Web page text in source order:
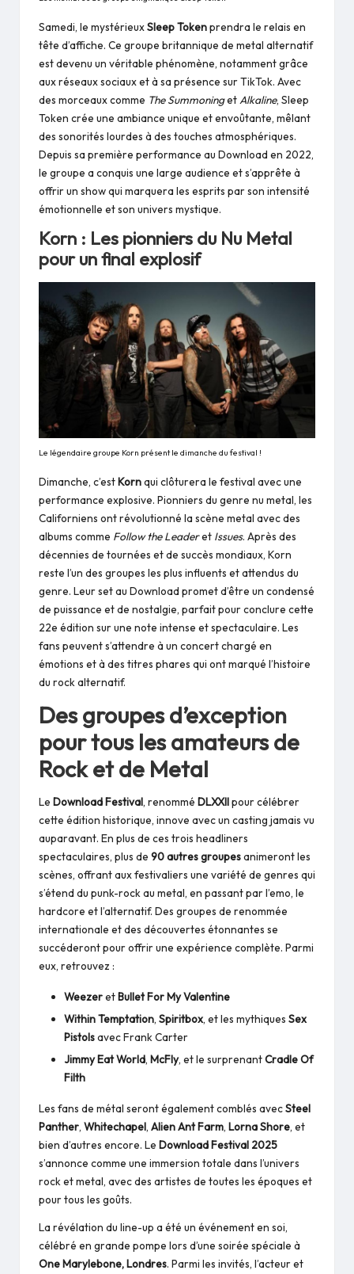
Samedi, le mystérieuxSleep Tokenprendra le relais en
tête d’affiche. Ce groupe britannique de metal alternatif
est devenu un véritable phénomène, notamment grâce
aux réseaux sociaux et à sa présence sur TikTok. Avec
des morceaux comme The SummoningetAlkaline, Sleep
Token crée une ambiance unique et envoûtante, mêlant
des sonorités lourdes à des touches atmosphériques.
Depuis sa première performance au Download en 2022,
le groupe a conquis une large audience et s’apprête à
offrir un show qui marquera les esprits par son intensité
émotionnelle et son univers mystique.
Korn : Les pionniers du Nu Metal
pour un final explosif
Le légendaire groupe Korn présent le dimanche du festival !
Dimanche, c’estKornqui clôturera le festival avec une
performance explosive. Pionniers du genre nu metal, les
Californiens ont révolutionné la scène metal avec des
albums comme Follow the Leaderet Issues. Après des
décennies de tournées et de succès mondiaux, Korn
reste l’un des groupes les plus influents et attendus du
genre. Leur set au Download promet d’être un condensé
de puissance et de nostalgie, parfait pour conclure cette
22e édition sur une note intense et spectaculaire. Les
fans peuvent s’attendre à un concert chargé en
émotions et à des titres phares qui ont marqué l’histoire
du rock alternatif.
Des groupes d’exception
pour tous les amateurs de
Rock et de Metal
Le Download Festival, renommé DLXXIIpour célébrer
cette édition historique, innove avec un casting jamais vu
auparavant. En plus de ces trois headliners
spectaculaires, plus de 90 autres groupesanimeront les
scènes, offrant aux festivaliers une variété de genres qui
s’étend du punk-rock au metal, en passant par l’emo, le
hardcore et l’alternatif. Des groupes de renommée
internationale et des découvertes étonnantes se
succéderont pour offrir une expérience complète. Parmi
eux, retrouvez :
WeezeretBullet For My Valentine
Within Temptation, Spiritbox, et les mythiques Sex
Pistolsavec Frank Carter
Jimmy Eat World, McFly, et le surprenantCradle Of
Filth
Les fans de métal seront également comblés avecSteel
Panther, Whitechapel, Alien Ant Farm, Lorna Shore, et
bien d’autres encore. Le Download Festival 2025
s’annonce comme une immersion totale dans l’univers
rock et metal, avec des artistes de toutes les époques et
pour tous les goûts.
La révélation du line-up a été un événement en soi,
célébré en grande pompe lors d’une soirée spéciale à
One Marylebone, Londres. Parmi les invités, l’acteur et